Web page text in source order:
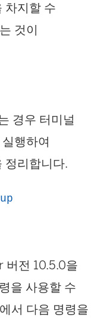
차지할 수
것이
경우 터미널
행하여
정리합니다.
버전 10.5.0을
을 사용할 수
서 다음 명령을